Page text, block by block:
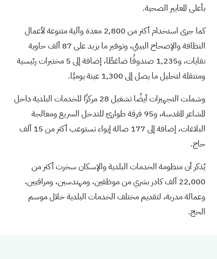
بأعلى المعايير الصحية.
كما جرى استخدام أكثر من 2,800 معدة وآلية متنوعة لأعمال
النظافة والإصحاح البيئي، وتوفير ما يزيد على 87 ألف حاوية
نفايات، و1,235 صندوقًا ضاغطًا، إضافة إلى 5 مختبرات رئيسية
ومتنقلة لتحليل ما يصل إلى 1,300 عينة يوميًا.
وشملت التجهيزات أيضًا تشغيل 28 مركزًا للخدمات البلدية داخل
المشاعر المقدسة، و95 فرقة طوارئ للتدخل السريع ومعالجة
البلاغات، إضافة إلى 177 صالة إيواء تستوعب أكثر من 15 ألف
حاج.
يُذكر أن منظومة الخدمات البلدية والإسكان سخرت أكثر من
22,000 ألف كادر بشري من موظفين، ومهندسين، ومراقبين،
وعمالة مدربة، لتقديم مختلف الخدمات البلدية خلال موسم
الحج.